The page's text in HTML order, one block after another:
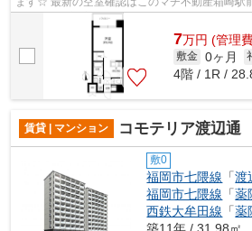
す！迅速に対応致します！！！！！♪
7万円 (管理
敷金 0ヶ月
4階 / 1R /
賃貸 | マンション コモテリア渡辺通
敷0
福岡市七隈線 「渡
福岡市七隈線 「薬
西鉄大牟田線 「薬